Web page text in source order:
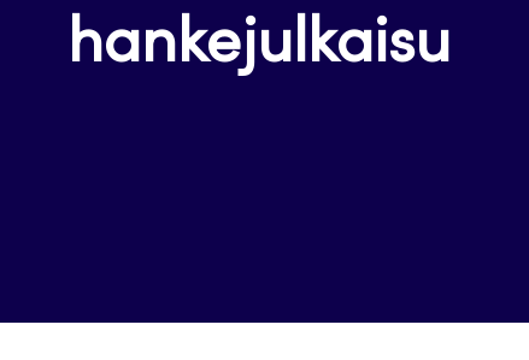
hankejulkaisu